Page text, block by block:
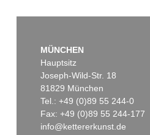
MÜNCHEN
Hauptsitz
Joseph-Wild-Str. 18
81829 München
Tel.: +49 (0)89 55 244-0
Fax: +49 (0)89 55 244-177
info@kettererkunst.de